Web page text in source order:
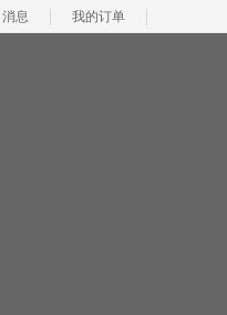
消息 我的订单